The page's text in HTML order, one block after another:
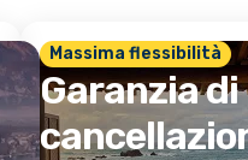
Massima flessibilità
Garanzia di